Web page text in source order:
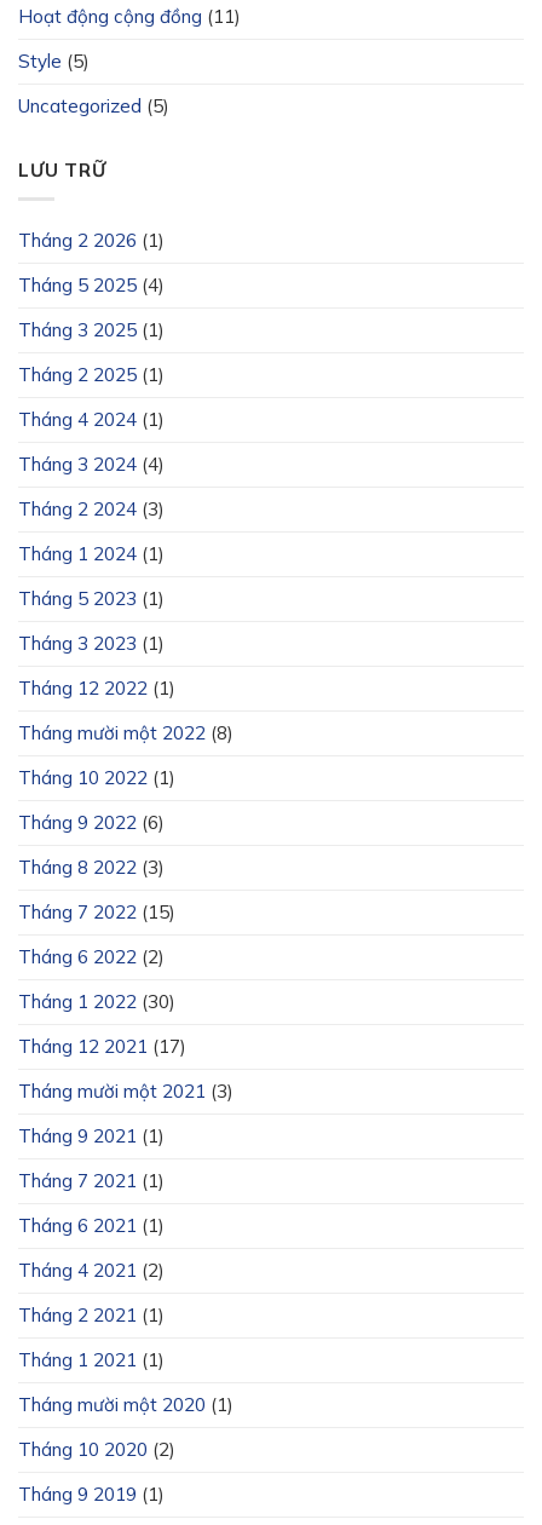
Hoạt động cộng đồng (11)
Style (5)
Uncategorized (5)
LƯU TRỮ
Tháng 2 2026 (1)
Tháng 5 2025 (4)
Tháng 3 2025 (1)
Tháng 2 2025 (1)
Tháng 4 2024 (1)
Tháng 3 2024 (4)
Tháng 2 2024 (3)
Tháng 1 2024 (1)
Tháng 5 2023 (1)
Tháng 3 2023 (1)
Tháng 12 2022 (1)
Tháng mười một 2022 (8)
Tháng 10 2022 (1)
Tháng 9 2022 (6)
Tháng 8 2022 (3)
Tháng 7 2022 (15)
Tháng 6 2022 (2)
Tháng 1 2022 (30)
Tháng 12 2021 (17)
Tháng mười một 2021 (3)
Tháng 9 2021 (1)
Tháng 7 2021 (1)
Tháng 6 2021 (1)
Tháng 4 2021 (2)
Tháng 2 2021 (1)
Tháng 1 2021 (1)
Tháng mười một 2020 (1)
Tháng 10 2020 (2)
Tháng 9 2019 (1)